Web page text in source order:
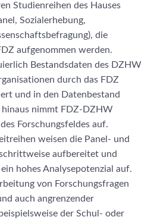
Studienreihen des Hauses
Sozialerhebung,
die
aufgenommen werden.
Bestandsdaten des DZHW
durch das FDZ
und in den Datenbestand
nimmt FDZ-DZHW
Forschungsfeldes auf.
weisen die Panel- und
aufbereitet und
hohes Analysepotenzial auf.
von Forschungsfragen
auch angrenzender
der Schul- oder